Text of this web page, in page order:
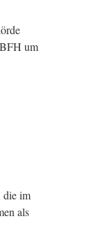
um
die im
als